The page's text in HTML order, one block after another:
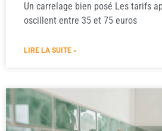
Un carrelage bien posé Les tarifs
oscillent entre 35 et 75 euros
LIRE LA SUITE »